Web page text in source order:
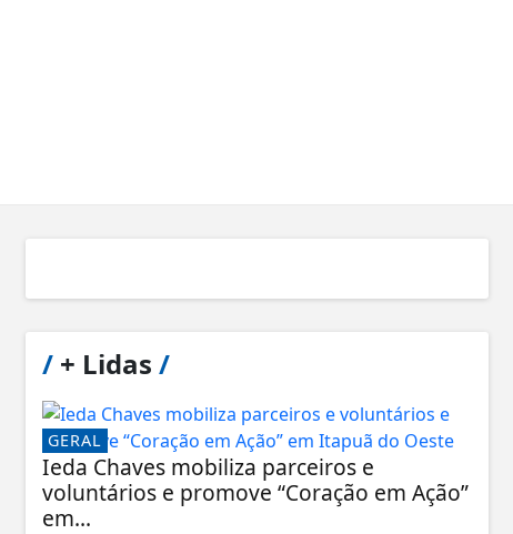
/+ Lidas /
GERAL
Ieda Chaves mobiliza parceiros e
voluntários e promove “Coração em Ação”
em...